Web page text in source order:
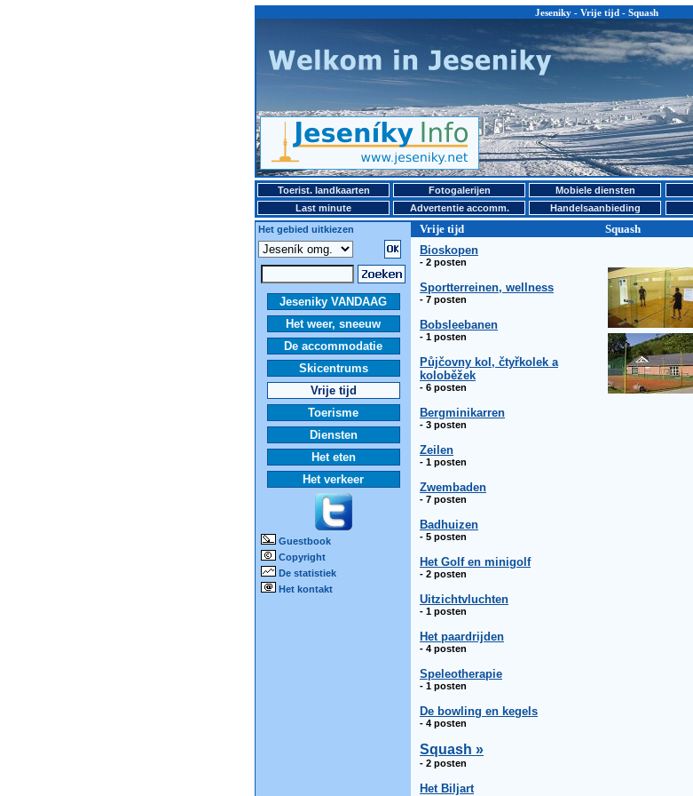
Jeseniky - Vrije tijd - Squash
Toerist. landkaarten Fotogalerijen Mobiele diensten
Last minute
Advertentie accomm. Handelsaanbieding
Het gebied uitkiezen
Vrije tijd Squash
Jeseniky VANDAAG
Het weer, sneeuw
De accommodatie
Skicentrums
Vrije tijd
Toerisme
Diensten
Het eten
Het verkeer
Guestbook
Copyright
De statistiek
Het kontakt
Bioskopen
- 2 posten
Sportterreinen, wellness
- 7 posten
Bobsleebanen
- 1 posten
Půjčovny kol, čtyřkolek a
koloběžek
- 6 posten
Bergminikarren
- 3 posten
Zeilen
- 1 posten
Zwembaden
- 7 posten
Badhuizen
- 5 posten
Het Golf en minigolf
- 2 posten
Uitzichtvluchten
- 1 posten
Het paardrijden
- 4 posten
Speleotherapie
- 1 posten
De bowling en kegels
- 4 posten
Squash »
- 2 posten
Het Biljart